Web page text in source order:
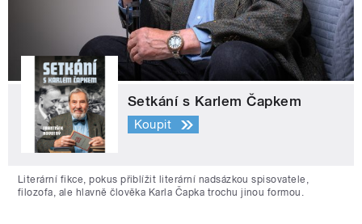
Setkání s Karlem Čapkem
Koupit
Literární fikce, pokus přiblížit literární nadsázkou spisovatele,
filozofa, ale hlavně člověka Karla Čapka trochu jinou formou.